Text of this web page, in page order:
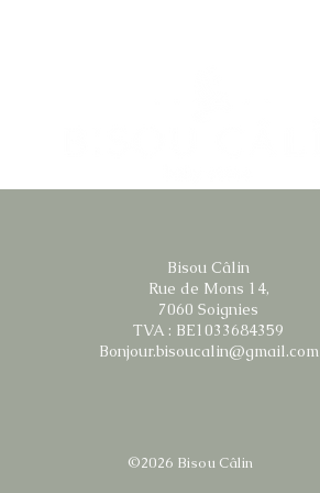
Bisou Câlin
Rue de Mons 14,
7060 Soignies
TVA : BE1033684359
Bonjour.bisoucalin@gmail.com
©2026 Bisou Câlin